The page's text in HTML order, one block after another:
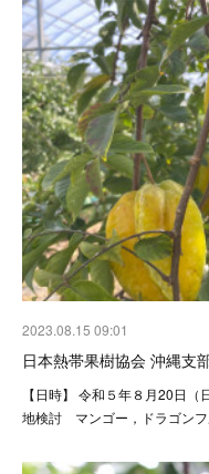
2023.08.15 09:01
日本熱帯果樹協会 沖縄支
【日時】 令和５年８月20日
地検討 マンゴー，ドラゴン